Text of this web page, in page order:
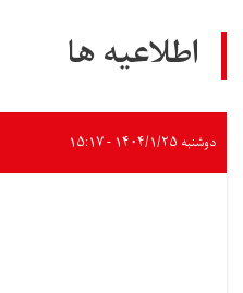
اطلاعیه ها
دوشنبه ۱۴۰۴/۱/۲۵ - ۱۵:۱۷